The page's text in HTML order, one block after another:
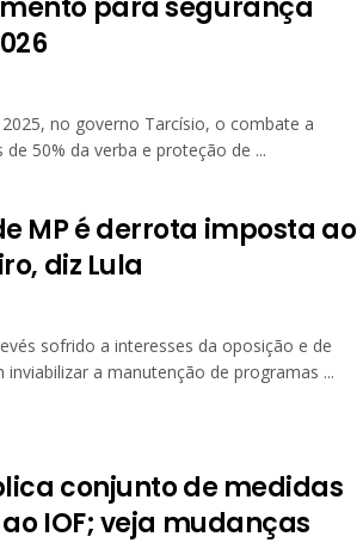
para segurança
no governo Tarcísio, o combate a
50% da verba e proteção de ...
MP é derrota imposta ao
diz Lula
sofrido a interesses da oposição e de
a manutenção de programas ...
conjunto de medidas
IOF; veja mudanças